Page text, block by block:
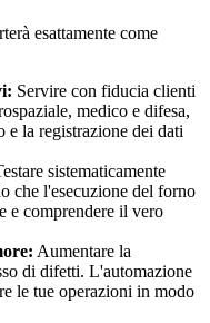
esattamente come
Servire con fiducia clienti
medico e difesa,
e la registrazione dei dati
sistematicamente
che l'esecuzione del forno
e comprendere il vero
Aumentare la
di difetti. L'automazione
le tue operazioni in modo